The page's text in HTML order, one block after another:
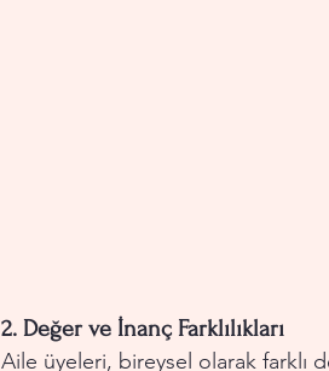
2. Değer ve İnanç Farklılıkları
Aile üyeleri, bireysel olarak farklı